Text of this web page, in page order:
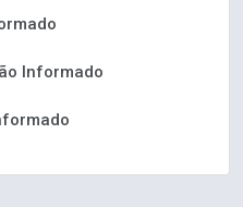
Informado